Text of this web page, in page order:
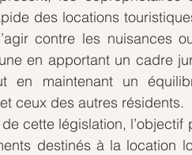
des locations
contre les nuisances
en apportant un cadre
en maintenant un
ceux des autres résidents.
cette législation,
destinés à la location